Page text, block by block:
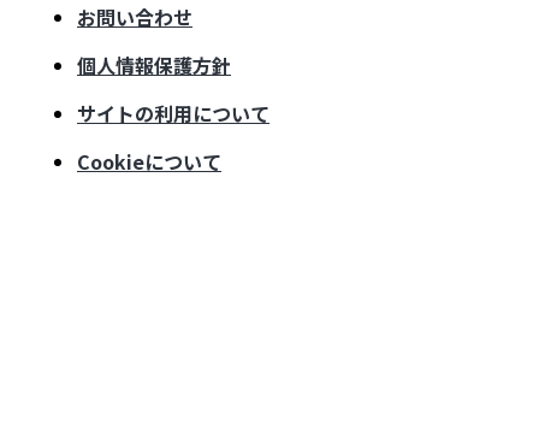
お問い合わせ
個人情報保護方針
サイトの利用について
Cookieについて